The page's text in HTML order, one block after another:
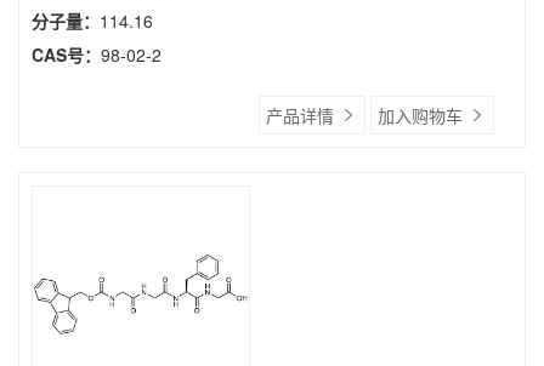
分子量： 114.16
CAS号： 98-02-2
产品详情 加入购物车